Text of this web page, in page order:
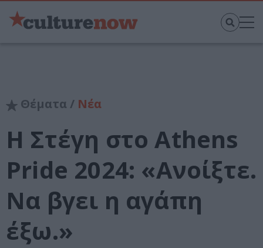
Θέματα / Νέα
H Στέγη στο Athens
Pride 2024: «Ανοίξτε.
Να βγει η αγάπη
έξω.»